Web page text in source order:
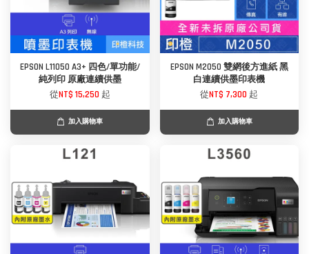
EPSON L11050 A3+ 四色/單功能/
純列印 原廠連續供墨
從NT$ 15,250 起
加入購物車
EPSON M2050 雙網後方進紙 黑
白連續供墨印表機
從NT$ 7,300 起
加入購物車